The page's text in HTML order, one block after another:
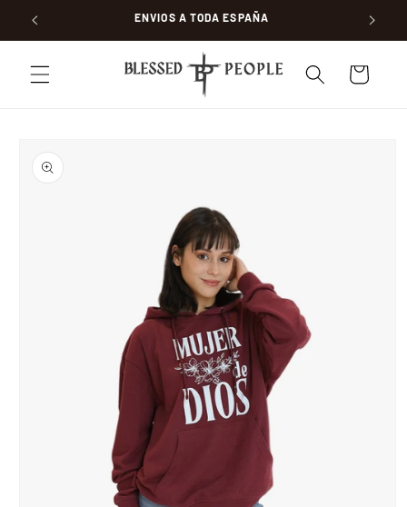
Ir directamente al
contenido
ENVIOS A TODA ESPAÑA
Carrito
la información del
producto